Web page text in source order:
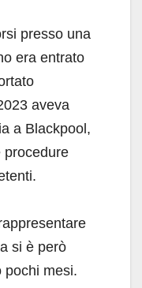
presso una
era entrato
aveva
a Blackpool,
procedure
si è però
pochi mesi.